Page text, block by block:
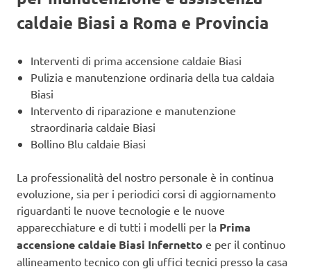
caldaie Biasi a Roma e Provincia
Interventi di prima accensione caldaie Biasi
Pulizia e manutenzione ordinaria della tua caldaia
Biasi
Intervento di riparazione e manutenzione
straordinaria caldaie Biasi
Bollino Blu caldaie Biasi
La professionalità del nostro personale è in continua
evoluzione, sia per i periodici corsi di aggiornamento
riguardanti le nuove tecnologie e le nuove
apparecchiature e di tutti i modelli per la Prima
accensione caldaie Biasi Infernetto e per il continuo
allineamento tecnico con gli uffici tecnici presso la casa